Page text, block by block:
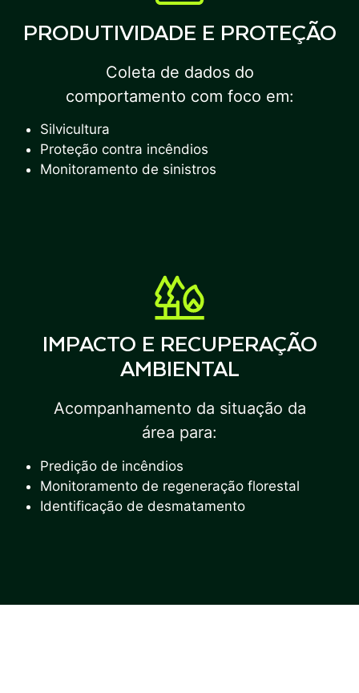
PRODUTIVIDADE E PROTEÇÃO
Coleta de dados do
comportamento com foco em:
Silvicultura
Proteção contra incêndios
Monitoramento de sinistros
IMPACTO E RECUPERAÇÃO
AMBIENTAL
Acompanhamento da situação da
área para:
Predição de incêndios
Monitoramento de regeneração florestal
Identificação de desmatamento